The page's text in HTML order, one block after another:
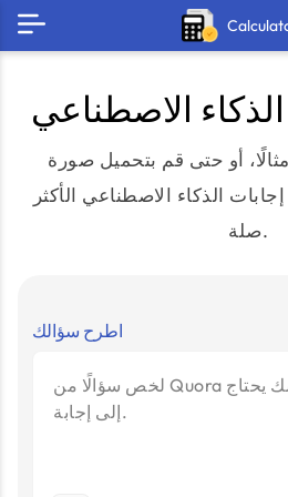
الاصطناعي
أو حتى قم بتحميل صورة
الذكاء الاصطناعي الأكثر
صلة.
اطرح سؤالك